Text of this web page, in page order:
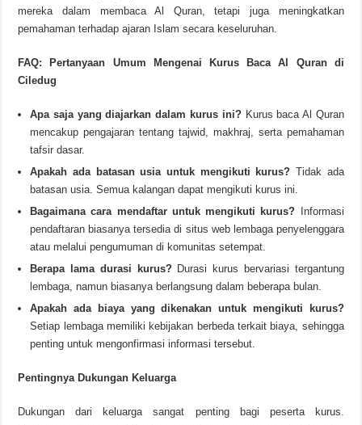
mereka dalam membaca Al Quran, tetapi juga meningkatkan
pemahaman terhadap ajaran Islam secara keseluruhan.
FAQ: Pertanyaan Umum Mengenai Kurus Baca Al Quran di
Ciledug
Apa saja yang diajarkan dalam kurus ini?Kurus baca Al Quran
mencakup pengajaran tentang tajwid, makhraj, serta pemahaman
tafsir dasar.
Apakah ada batasan usia untuk mengikuti kurus? Tidak ada
batasan usia. Semua kalangan dapat mengikuti kurus ini.
Bagaimana cara mendaftar untuk mengikuti kurus? Informasi
pendaftaran biasanya tersedia di situs web lembaga penyelenggara
atau melalui pengumuman di komunitas setempat.
Berapa lama durasi kurus?Durasi kurus bervariasi tergantung
lembaga, namun biasanya berlangsung dalam beberapa bulan.
Apakah ada biaya yang dikenakan untuk mengikuti kurus?
Setiap lembaga memiliki kebijakan berbeda terkait biaya, sehingga
penting untuk mengonfirmasi informasi tersebut.
Pentingnya Dukungan Keluarga
Dukungan dari keluarga sangat penting bagi peserta kurus.